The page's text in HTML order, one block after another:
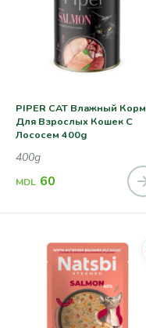
PIPER CAT Влажный Корм
Для Взрослых Кошек С
Лососем 400g
400g
MDL 60